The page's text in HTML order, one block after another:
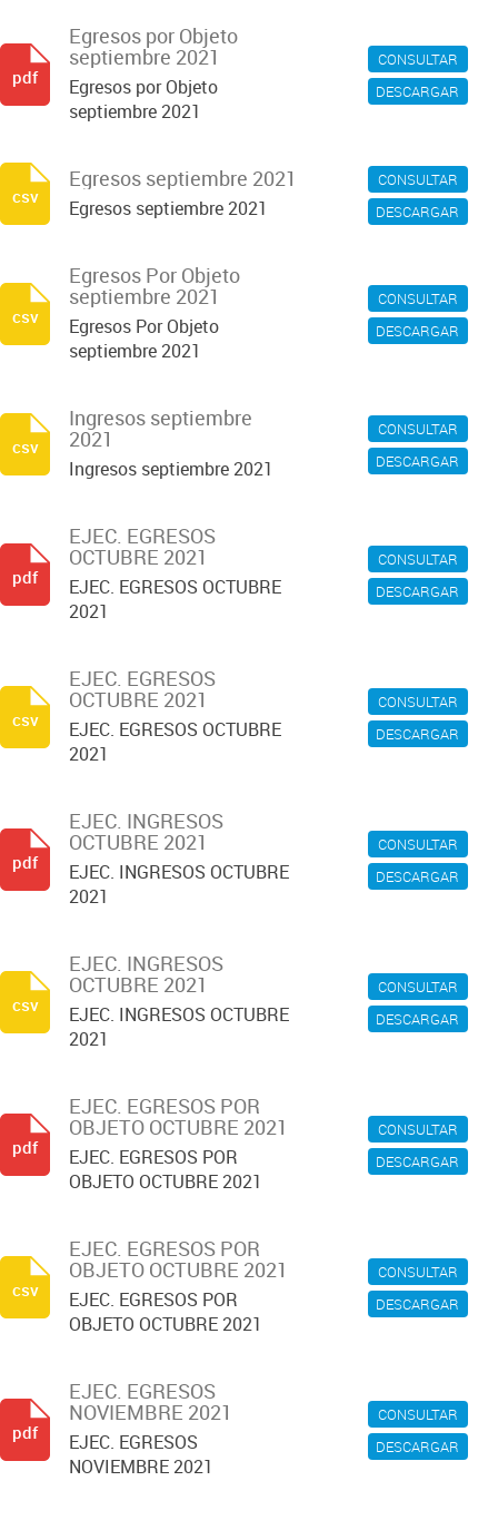
CONSULTAR
DESCARGAR
Egresos por Objeto
septiembre 2021
Egresos por Objeto
septiembre 2021
pdf
CONSULTAR
DESCARGAR
Egresos septiembre 2021
Egresos septiembre 2021
csv
CONSULTAR
DESCARGAR
Egresos Por Objeto
septiembre 2021
Egresos Por Objeto
septiembre 2021
csv
CONSULTAR
DESCARGAR
Ingresos septiembre
2021
Ingresos septiembre 2021
csv
CONSULTAR
DESCARGAR
EJEC. EGRESOS
OCTUBRE 2021
EJEC. EGRESOS OCTUBRE
2021
pdf
CONSULTAR
DESCARGAR
EJEC. EGRESOS
OCTUBRE 2021
EJEC. EGRESOS OCTUBRE
2021
csv
CONSULTAR
DESCARGAR
EJEC. INGRESOS
OCTUBRE 2021
EJEC. INGRESOS OCTUBRE
2021
pdf
CONSULTAR
DESCARGAR
EJEC. INGRESOS
OCTUBRE 2021
EJEC. INGRESOS OCTUBRE
2021
csv
CONSULTAR
DESCARGAR
EJEC. EGRESOS POR
OBJETO OCTUBRE 2021
EJEC. EGRESOS POR
OBJETO OCTUBRE 2021
pdf
CONSULTAR
DESCARGAR
EJEC. EGRESOS POR
OBJETO OCTUBRE 2021
EJEC. EGRESOS POR
OBJETO OCTUBRE 2021
csv
CONSULTAR
DESCARGAR
EJEC. EGRESOS
NOVIEMBRE 2021
EJEC. EGRESOS
NOVIEMBRE 2021
pdf